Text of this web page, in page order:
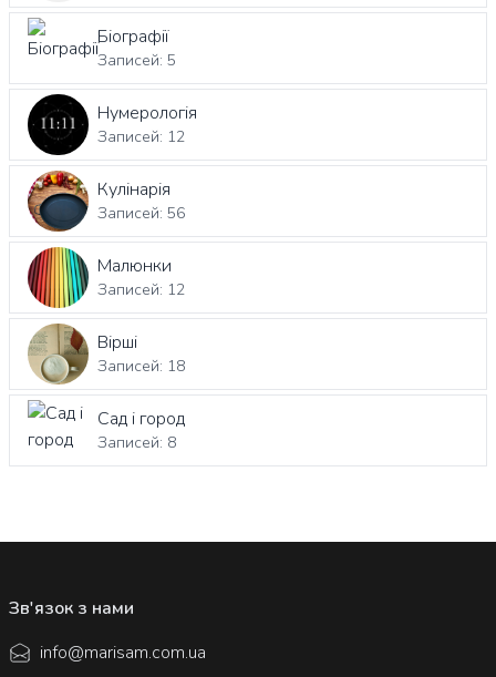
Біографії
Записей: 5
Нумерологія
Записей: 12
Кулінарія
Записей: 56
Малюнки
Записей: 12
Вірші
Записей: 18
Сад і город
Записей: 8
Зв'язок з нами
info@marisam.com.ua